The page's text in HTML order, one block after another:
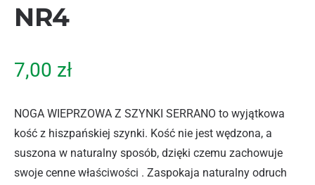
NR4
7,00 zł
NOGA WIEPRZOWA Z SZYNKI SERRANO to wyjątkowa
kość z hiszpańskiej szynki. Kość nie jest wędzona, a
suszona w naturalny sposób, dzięki czemu zachowuje
swoje cenne właściwości . Zaspokaja naturalny odruch